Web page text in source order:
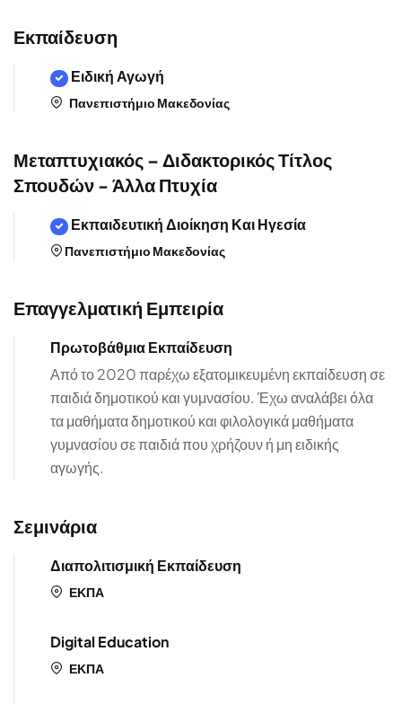
Εκπαίδευση
Ειδική Αγωγή
Πανεπιστήμιο Μακεδονίας
Μεταπτυχιακός – Διδακτορικός Τίτλος
Σπουδών - Άλλα Πτυχία
Εκπαιδευτική Διοίκηση Και Ηγεσία
Πανεπιστήμιο Μακεδονίας
Επαγγελματική Εμπειρία
Πρωτοβάθμια Εκπαίδευση
Από το 2020 παρέχω εξατομικευμένη εκπαίδευση σε
παιδιά δημοτικού και γυμνασίου. Έχω αναλάβει όλα
τα μαθήματα δημοτικού και φιλολογικά μαθήματα
γυμνασίου σε παιδιά που χρήζουν ή μη ειδικής
αγωγής.
Σεμινάρια
Διαπολιτισμική Εκπαίδευση
ΕΚΠΑ
Digital Education
ΕΚΠΑ